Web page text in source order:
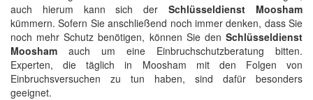
auch hierum kann sich derSchlüsseldienst Moosham
kümmern. Sofern Sie anschließend noch immer denken, dass Sie
noch mehr Schutz benötigen, können Sie den Schlüsseldienst
Moosham auch um eine Einbruchschutzberatung bitten.
Experten, die täglich in Moosham mit den Folgen von
Einbruchsversuchen zu tun haben, sind dafür besonders
geeignet.